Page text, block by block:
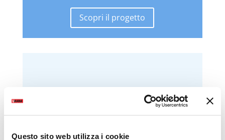
Questo sito web utilizza i cookie
Scopri il progetto